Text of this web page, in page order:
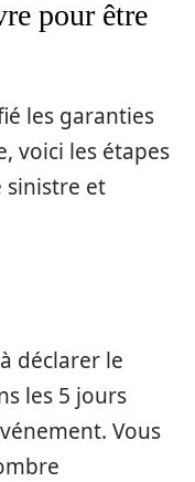
pour être
les garanties
voici les étapes
sinistre et
déclarer le
les 5 jours
Vous